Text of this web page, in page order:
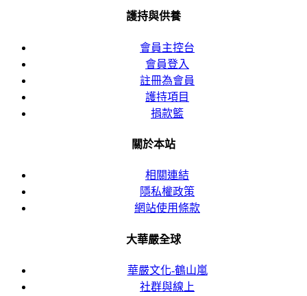
護持與供養
會員主控台
會員登入
註冊為會員
護持項目
捐款籃
關於本站
相關連結
隱私權政策
網站使用條款
大華嚴全球
華嚴文化-鶴山嵐
社群與線上